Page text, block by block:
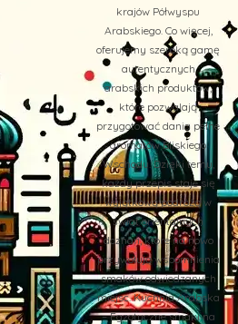
krajów Półwyspu
Arabskiego. Co więcej,
oferujemy szeroką gamę
autentycznych
arabskich produktów,
które pozwalają
przygotować dania pełne
aromatów Bliskiego
Wschodu. Dzięki temu,
każdy przepis staje się
wyjątkową podróżą w
świat orientalnych
doznań, które na nowo
przywołują wspomnienia
smaków odwiedzanych
miejsc. Kuchnia Arabska
– Egzotyczne smaki na